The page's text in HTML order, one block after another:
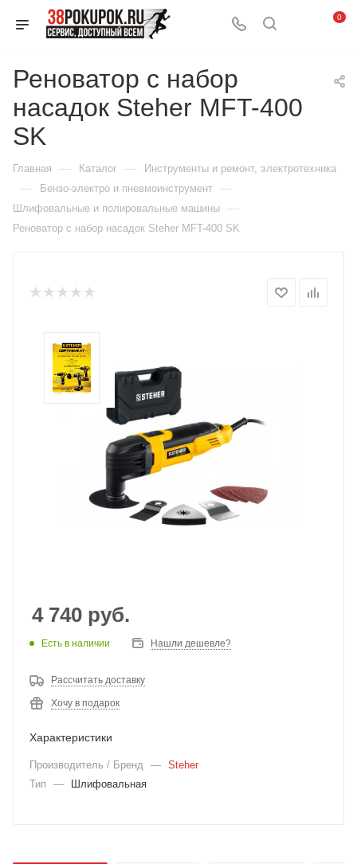
0
Реноватор с набор
насадок Steher MFT-400
SK
Главная — Каталог — Инструменты и ремонт, электротехника
— Бензо-электро и пневмоинструмент —
Шлифовальные и полировальные машины —
Реноватор с набор насадок Steher MFT-400 SK
4 740 руб.
Есть в наличии Нашли дешевле?
Рассчитать доставку
Хочу в подарок
Характеристики
Производитель / Бренд — Steher
Тип
— Шлифовальная